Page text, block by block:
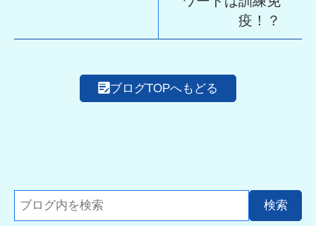
疫！？
ブログTOPへもどる